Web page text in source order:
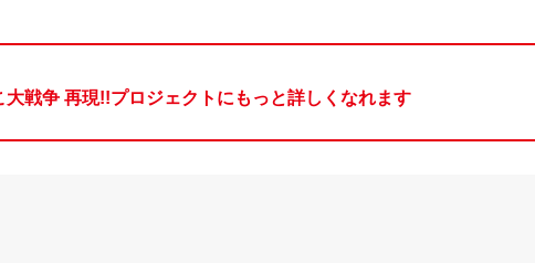
大戦争 再現!!プロジェクトにもっと詳しくなれます